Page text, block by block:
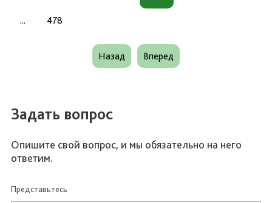
... 478
Назад Вперед
Задать вопрос
Опишите свой вопрос, и мы обязательно на него
ответим.
Представьтесь